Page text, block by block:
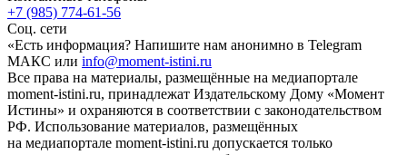
+7 (985) 774-61-56
Соц. сети
«Есть информация? Напишите нам анонимно в Telegram
МАКС или info@moment-istini.ru
Все права на материалы, размещённые на медиапортале
moment-istini.ru, принадлежат Издательскому Дому «Момент
Истины» и охраняются в соответствии с законодательством
РФ. Использование материалов, размещённых
на медиапортале moment-istini.ru допускается только